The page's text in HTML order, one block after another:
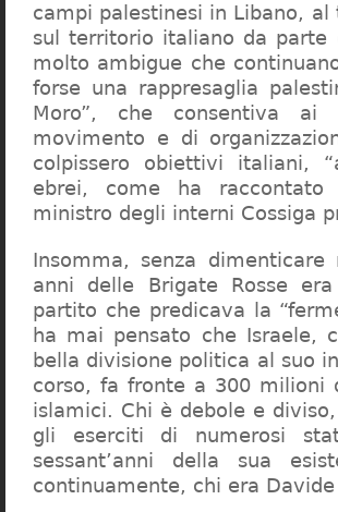
campi palestinesi in Libano,
sul territorio italiano da
molto ambigue che
forse una rappresaglia
Moro”, che consentiva ai
movimento e di
colpissero obiettivi italiani,
ebrei, come ha raccontato
ministro degli interni Cossiga
Insomma, senza
anni delle Brigate Rosse
partito che predicava la
ha mai pensato che Israele,
bella divisione politica al suo
corso, fa fronte a 300
islamici. Chi è debole e
gli eserciti di numerosi
sessant’anni della sua
continuamente, chi era